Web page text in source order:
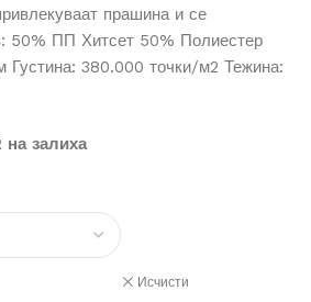
прашина и се
50% ПП Хитсет 50% Полиестер
380.000 точки/м2 Тежина:
на залиха
Исчисти